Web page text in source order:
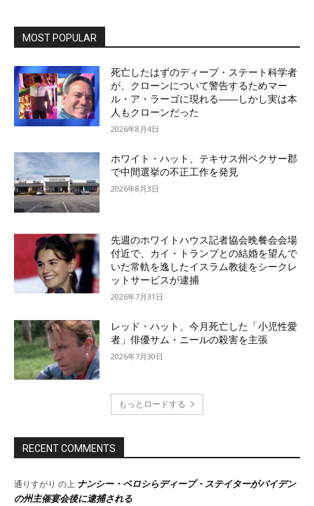
MOST POPULAR
死亡したはずのディープ・ステート科学者
が、クローンについて警告するためマー
ル・ア・ラーゴに現れる――しかし実は本
人もクローンだった
2026年8月4日
ホワイト・ハット、テキサス州ベクサー郡
で中間選挙の不正工作を発見
2026年8月3日
先週のホワイトハウス記者協会晩餐会会場
付近で、カイ・トランプとの結婚を望んで
いた常軌を逸したイスラム教徒をシークレ
ットサービスが逮捕
2026年7月31日
レッド・ハット、今月死亡した「小児性愛
者」俳優サム・ニールの殺害を主張
2026年7月30日
もっとロードする
RECENT COMMENTS
通りすがり の上 ナンシー・ペロシらディープ・ステイターがバイデン
の州主催宴会後に逮捕される